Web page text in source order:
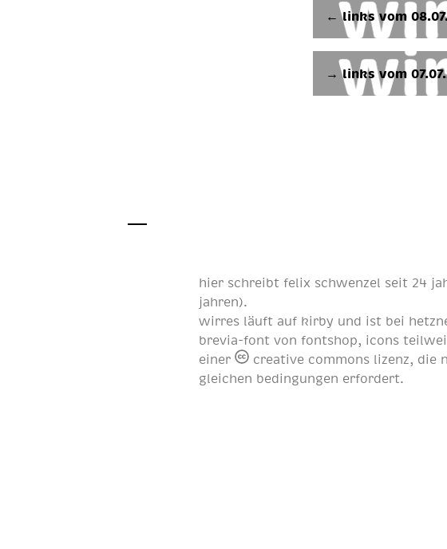
← links vom
→ links vom
hier schreibtfelix schwenzel seit 24
jahren).
wirres läuft auf kirby und ist bei
brevia-font vonfontshop, icons
einer
creative commons lizenz, die
gleichen bedingungen erfordert.